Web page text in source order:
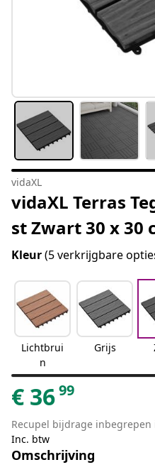
vidaXL
vidaXL Terras
st Zwart 30 x 30
Kleur(5 verkrijgbare
Lichtbrui
n
Grijs
€ 3699
Recupel bijdrage
Inc. btw
Omschrijving